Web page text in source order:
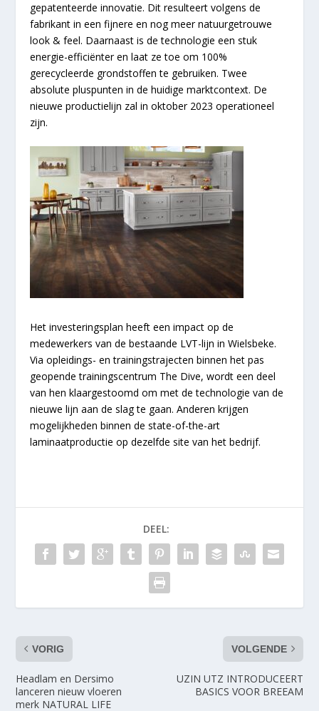
gepatenteerde innovatie. Dit resulteert volgens de
fabrikant in een fijnere en nog meer natuurgetrouwe
look & feel. Daarnaast is de technologie een stuk
energie-efficiënter en laat ze toe om 100%
gerecycleerde grondstoffen te gebruiken. Twee
absolute pluspunten in de huidige marktcontext. De
nieuwe productielijn zal in oktober 2023 operationeel
zijn.
Het investeringsplan heeft een impact op de
medewerkers van de bestaande LVT-lijn in Wielsbeke.
Via opleidings- en trainingstrajecten binnen het pas
geopende trainingscentrum The Dive, wordt een deel
van hen klaargestoomd om met de technologie van de
nieuwe lijn aan de slag te gaan. Anderen krijgen
mogelijkheden binnen de state-of-the-art
laminaatproductie op dezelfde site van het bedrijf.
DEEL:
VORIG
Headlam en Dersimo
lanceren nieuw vloeren
merk NATURAL LIFE
VOLGENDE
UZIN UTZ INTRODUCEERT
BASICS VOOR BREEAM